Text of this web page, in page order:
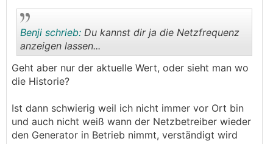
Benji schrieb: Du kannst dir ja die Netzfrequenz
anzeigen lassen...
Geht aber nur der aktuelle Wert, oder sieht man wo
die Historie?
Ist dann schwierig weil ich nicht immer vor Ort bin
und auch nicht weiß wann der Netzbetreiber wieder
den Generator in Betrieb nimmt, verständigt wird